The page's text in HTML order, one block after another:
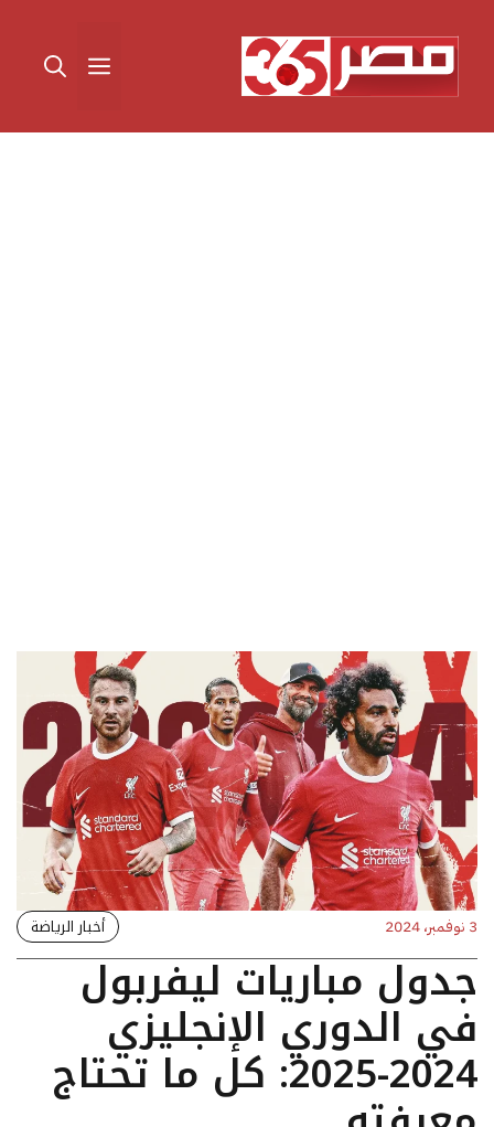
المحتوى القائمة
3 نوفمبر، 2024 أخبار الرياضة
جدول مباريات ليفربول
في الدوري الإنجليزي
2024-2025: كل ما تحتاج